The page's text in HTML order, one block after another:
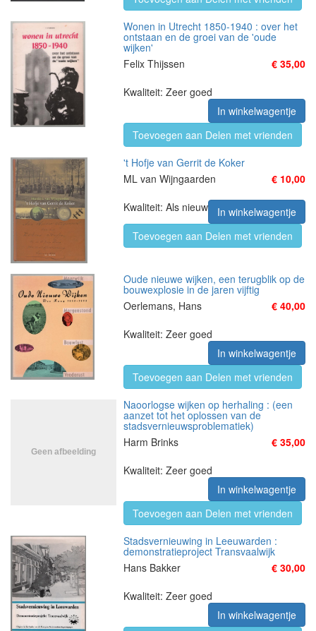
Wonen in Utrecht 1850-1940 : over het
ontstaan en de groei van de 'oude
wijken'
Felix Thijssen
€ 35,00
Kwaliteit: Zeer goed
In winkelwagentje
Toevoegen aan Delen met vrienden
't Hofje van Gerrit de Koker
ML van Wijngaarden
€ 10,00
Kwaliteit: Als nieuw
In winkelwagentje
Toevoegen aan Delen met vrienden
Oude nieuwe wijken, een terugblik op de
bouwexplosie in de jaren vijftig
Oerlemans, Hans
€ 40,00
Kwaliteit: Zeer goed
In winkelwagentje
Toevoegen aan Delen met vrienden
Naoorlogse wijken op herhaling : (een
aanzet tot het oplossen van de
stadsvernieuwsproblematiek)
Harm Brinks
€ 35,00
Kwaliteit: Zeer goed
In winkelwagentje
Toevoegen aan Delen met vrienden
Stadsvernieuwing in Leeuwarden :
demonstratieproject Transvaalwijk
Hans Bakker
€ 30,00
Kwaliteit: Zeer goed
In winkelwagentje